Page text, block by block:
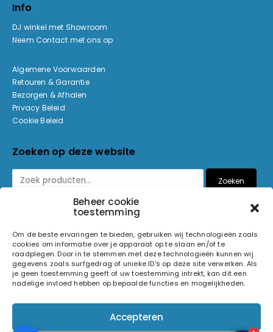
Beheer cookie
toestemming
Om de beste ervaringen te bieden, gebruiken wij technologieën zoals
cookies om informatie over je apparaat op te slaan en/of te
raadplegen. Door in te stemmen met deze technologieën kunnen wij
gegevens zoals surfgedrag of unieke ID's op deze site verwerken. Als
je geen toestemming geeft of uw toestemming intrekt, kan dit een
nadelige invloed hebben op bepaalde functies en mogelijkheden.
Accepteren
Info
DJ winkel met Showroom
Neem Contact met ons op
Algemene Voorwaarden
Retouren & Garantie
Bezorgen & Afhalen
Privacy Beleid
Cookie Beleid
Zoeken op deze website
Zoeken
© 2026 Light and Sound Factory. Alle rechten voorbehouden.